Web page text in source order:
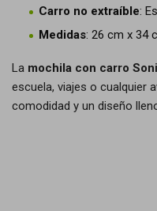
Carro no extraíble:
Medidas: 26 cm x 34
La mochila con carro
escuela, viajes o cualquier
comodidad y un diseño